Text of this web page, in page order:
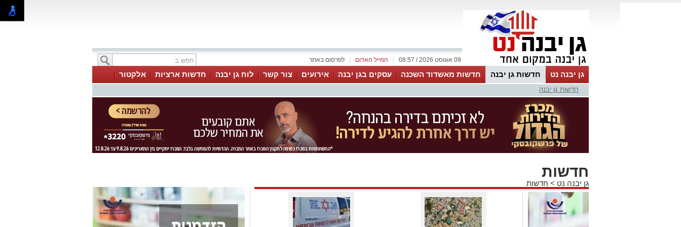
לפרסום באתר המייל האדום 09 אוגוסט 2026 / 08:57
גן יבנה נט חדשות גן יבנה חדשות מאשדוד השכנה עסקים בגן יבנה אירועים צור קשר לוח גן יבנה חדשות ארציות
אלקטור
MyKehila
חדשות גן יבנה
חדשות
גן יבנה נט > חדשות